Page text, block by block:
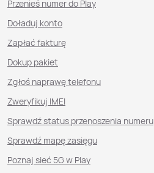
Przenieś numer do Play
Doładuj konto
Zapłać fakturę
Dokup pakiet
Zgłoś naprawę telefonu
Zweryfikuj IMEI
Sprawdź status przenoszenia numeru
Sprawdź mapę zasięgu
Poznaj sieć 5G w Play